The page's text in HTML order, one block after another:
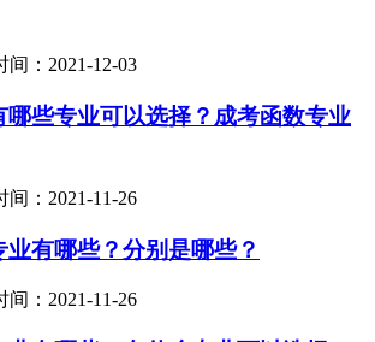
间：2021-12-03
哪些专业可以选择？成考函数专业
间：2021-11-26
业有哪些？分别是哪些？
间：2021-11-26